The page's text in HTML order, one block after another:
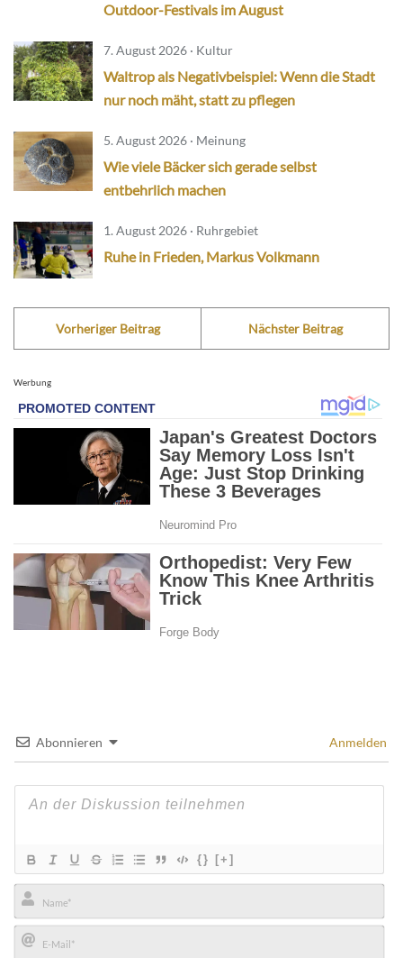
Outdoor-Festivals im August
7. August 2026 · Kultur
Waltrop als Negativbeispiel: Wenn die Stadt
nur noch mäht, statt zu pflegen
5. August 2026 · Meinung
Wie viele Bäcker sich gerade selbst
entbehrlich machen
1. August 2026 · Ruhrgebiet
Ruhe in Frieden, Markus Volkmann
Vorheriger Beitrag Nächster Beitrag
Werbung
Abonnieren Anmelden
{} [+]
Name*